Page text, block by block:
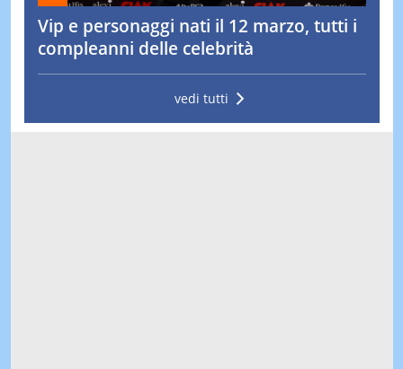
Vip e personaggi nati il 12 marzo, tutti i
compleanni delle celebrità
vedi tutti